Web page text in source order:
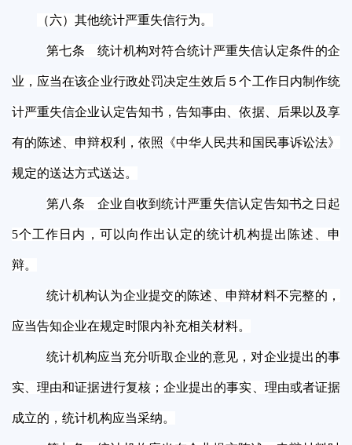
（六）其他统计严重失信行为。
第七条 统计机构对符合统计严重失信认定条件的企
业，应当在该企业行政处罚决定生效后５个工作日内制作统
计严重失信企业认定告知书，告知事由、依据、后果以及享
有的陈述、申辩权利，依照《中华人民共和国民事诉讼法》
规定的送达方式送达。
第八条 企业自收到统计严重失信认定告知书之日起
5个工作日内，可以向作出认定的统计机构提出陈述、申
辩。
统计机构认为企业提交的陈述、申辩材料不完整的，
应当告知企业在规定时限内补充相关材料。
统计机构应当充分听取企业的意见，对企业提出的事
实、理由和证据进行复核；企业提出的事实、理由或者证据
成立的，统计机构应当采纳。